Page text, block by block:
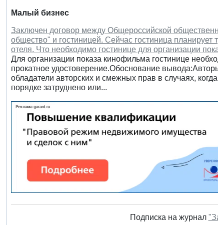
Малый бизнес
Заключен договор между Общероссийской
общество" и гостиницей. Сейчас гостиница планирует
отеля. Что необходимо гостинице для организации
Для организации показа кинофильма гостинице
прокатное удостоверение.Обоснование
обладатели авторских и смежных прав в случаях,
порядке затруднено или...
Подписка на журнал